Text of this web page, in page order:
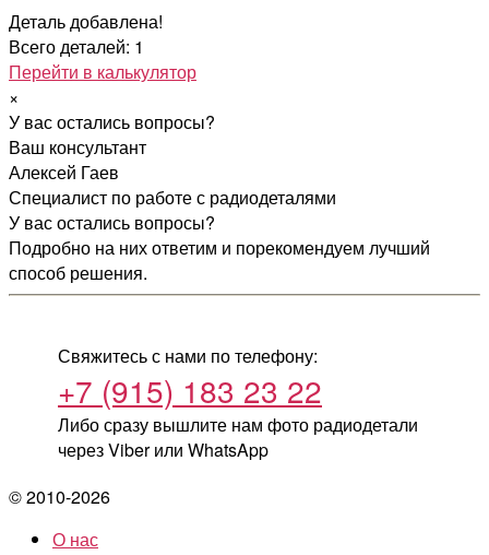
Деталь добавлена!
Всего деталей: 1
Перейти в калькулятор
×
У вас остались вопросы?
Ваш консультант
Алексей Гаев
Специалист по работе с радиодеталями
У вас остались вопросы?
Подробно на них ответим и порекомендуем лучший
способ решения.
Свяжитесь с нами по телефону:
+7 (915) 183 23 22
Либо сразу вышлите нам фото радиодетали
через Viber или WhatsApp
© 2010-2026
О нас